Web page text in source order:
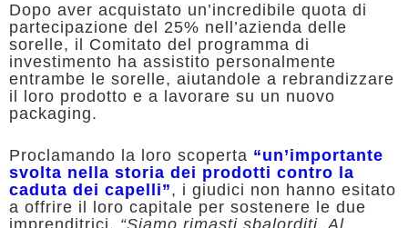
Dopo aver acquistato un’incredibile quota di
partecipazione del 25% nell’azienda delle
sorelle, il Comitato del programma di
investimento ha assistito personalmente
entrambe le sorelle, aiutandole a rebrandizzare
il loro prodotto e a lavorare su un nuovo
packaging.
Proclamando la loro scoperta “un’importante
svolta nella storia dei prodotti contro la
caduta dei capelli”, i giudici non hanno esitato
a offrire il loro capitale per sostenere le due